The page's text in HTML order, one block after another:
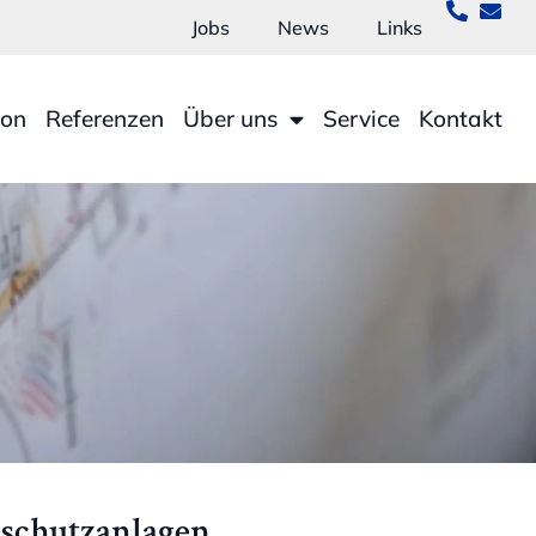
Jobs News Links
Referenzen Über uns Service Kontakt